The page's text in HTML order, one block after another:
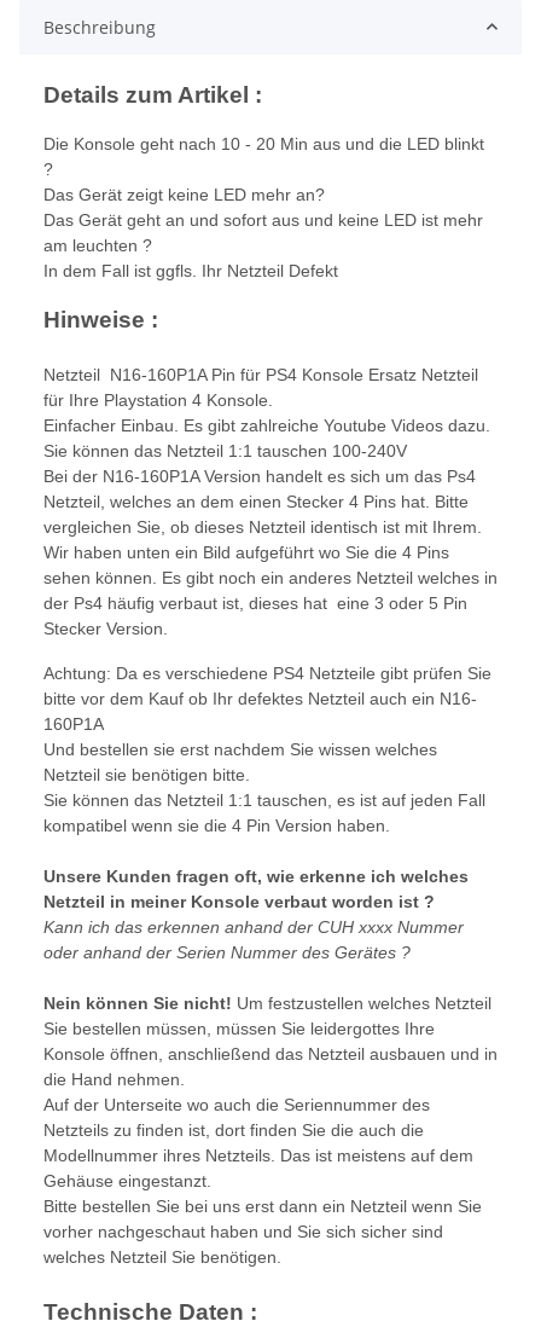
Beschreibung
Details zum Artikel :
Die Konsole geht nach 10 - 20 Min aus und die LED blinkt
?
Das Gerät zeigt keine LED mehr an?
Das Gerät geht an und sofort aus und keine LED ist mehr
am leuchten ?
In dem Fall ist ggfls. Ihr Netzteil Defekt
Hinweise :
Netzteil N16-160P1A Pin für PS4 Konsole Ersatz Netzteil
für Ihre Playstation 4 Konsole.
Einfacher Einbau. Es gibt zahlreiche Youtube Videos dazu.
Sie können das Netzteil 1:1 tauschen 100-240V
Bei der N16-160P1A Version handelt es sich um das Ps4
Netzteil, welches an dem einen Stecker 4 Pins hat. Bitte
vergleichen Sie, ob dieses Netzteil identisch ist mit Ihrem.
Wir haben unten ein Bild aufgeführt wo Sie die 4 Pins
sehen können. Es gibt noch ein anderes Netzteil welches in
der Ps4 häufig verbaut ist, dieses hat eine 3 oder 5 Pin
Stecker Version.
Achtung: Da es verschiedene PS4 Netzteile gibt prüfen Sie
bitte vor dem Kauf ob Ihr defektes Netzteil auch ein N16-
160P1A
Und bestellen sie erst nachdem Sie wissen welches
Netzteil sie benötigen bitte.
Sie können das Netzteil 1:1 tauschen, es ist auf jeden Fall
kompatibel wenn sie die 4 Pin Version haben.
Unsere Kunden fragen oft, wie erkenne ich welches
Netzteil in meiner Konsole verbaut worden ist ?
Kann ich das erkennen anhand der CUH xxxx Nummer
oder anhand der Serien Nummer des Gerätes ?
Nein können Sie nicht! Um festzustellen welches Netzteil
Sie bestellen müssen, müssen Sie leidergottes Ihre
Konsole öffnen, anschließend das Netzteil ausbauen und in
die Hand nehmen.
Auf der Unterseite wo auch die Seriennummer des
Netzteils zu finden ist, dort finden Sie die auch die
Modellnummer ihres Netzteils. Das ist meistens auf dem
Gehäuse eingestanzt.
Bitte bestellen Sie bei uns erst dann ein Netzteil wenn Sie
vorher nachgeschaut haben und Sie sich sicher sind
welches Netzteil Sie benötigen.
Technische Daten :